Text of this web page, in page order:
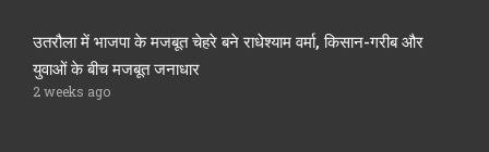
उतरौला में भाजपा के मजबूत चेहरे बने राधेश्याम वर्मा, किसान-गरीब और
युवाओं के बीच मजबूत जनाधार
2 weeks ago